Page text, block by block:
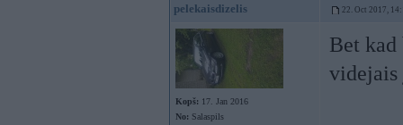
pelekaisdizelis 22. Oct 2017,
Kopš: 17. Jan 2016
No: Salaspils
Bet